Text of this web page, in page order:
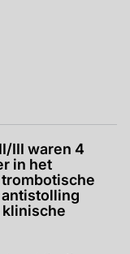
III waren 4
in het
klinische